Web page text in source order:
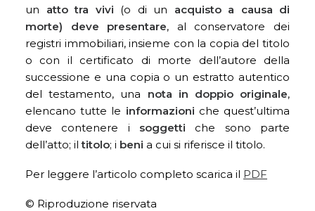
un atto tra vivi (o di un acquisto a causa di
morte)
deve presentare, al conservatore dei
registri immobiliari, insieme con la copia del titolo
o con il certificato di morte dell’autore della
successione e una copia o un estratto autentico
del testamento, una nota in doppio originale,
elencano tutte le informazioni che quest’ultima
deve contenere i soggetti che sono parte
dell’atto; iltitolo; i beni a cui si riferisce il titolo.
Per leggere l’articolo completo scarica il PDF
© Riproduzione riservata